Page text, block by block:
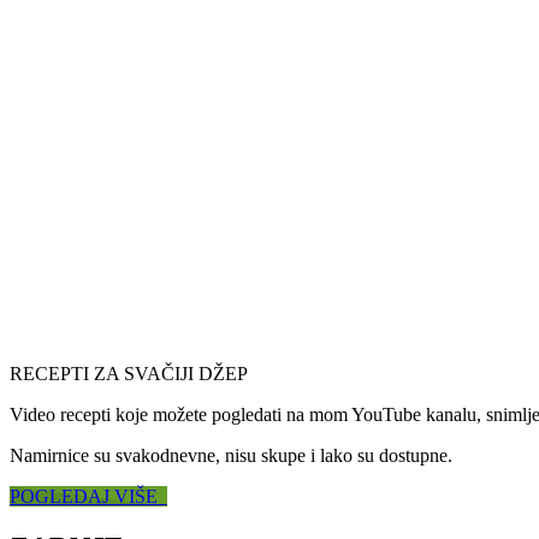
RECEPTI ZA SVAČIJI DŽEP
Video recepti koje možete pogledati na mom YouTube kanalu,
Namirnice su svakodnevne, nisu skupe i lako su dostupne.
POGLEDAJ VIŠE